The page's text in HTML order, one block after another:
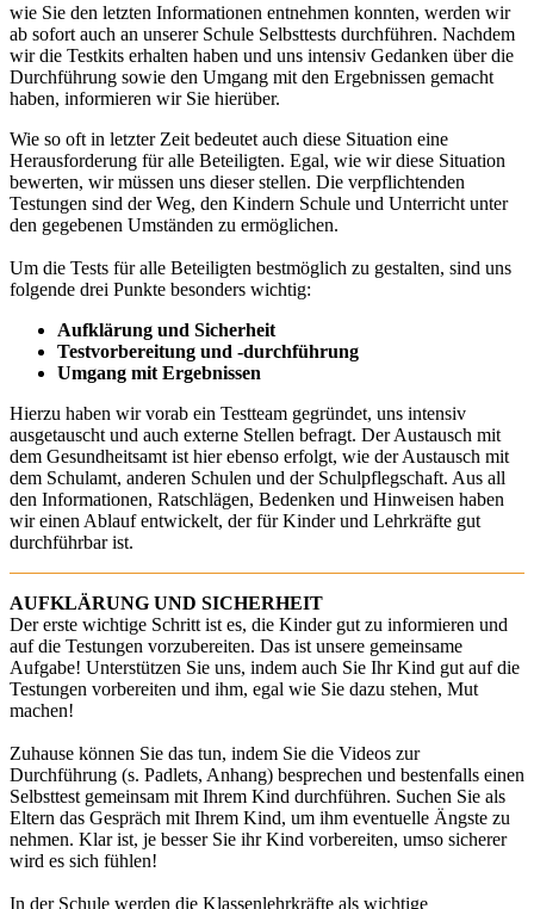
wie Sie den letzten Informationen entnehmen konnten, werden wir
ab sofort auch an unserer Schule Selbsttests durchführen. Nachdem
wir die Testkits erhalten haben und uns intensiv Gedanken über die
Durchführung sowie den Umgang mit den Ergebnissen gemacht
haben, informieren wir Sie hierüber.
Wie so oft in letzter Zeit bedeutet auch diese Situation eine
Herausforderung für alle Beteiligten. Egal, wie wir diese Situation
bewerten, wir müssen uns dieser stellen. Die verpflichtenden
Testungen sind der Weg, den Kindern Schule und Unterricht unter
den gegebenen Umständen zu ermöglichen.
Um die Tests für alle Beteiligten bestmöglich zu gestalten, sind uns
folgende drei Punkte besonders wichtig:
Aufklärung und Sicherheit
Testvorbereitung und -durchführung
Umgang mit Ergebnissen
Hierzu haben wir vorab ein Testteam gegründet, uns intensiv
ausgetauscht und auch externe Stellen befragt. Der Austausch mit
dem Gesundheitsamt ist hier ebenso erfolgt, wie der Austausch mit
dem Schulamt, anderen Schulen und der Schulpflegschaft. Aus all
den Informationen, Ratschlägen, Bedenken und Hinweisen haben
wir einen Ablauf entwickelt, der für Kinder und Lehrkräfte gut
durchführbar ist.
AUFKLÄRUNG UND SICHERHEIT
Der erste wichtige Schritt ist es, die Kinder gut zu informieren und
auf die Testungen vorzubereiten. Das ist unsere gemeinsame
Aufgabe! Unterstützen Sie uns, indem auch Sie Ihr Kind gut auf die
Testungen vorbereiten und ihm, egal wie Sie dazu stehen, Mut
machen!
Zuhause können Sie das tun, indem Sie die Videos zur
Durchführung (s. Padlets, Anhang) besprechen und bestenfalls einen
Selbsttest gemeinsam mit Ihrem Kind durchführen. Suchen Sie als
Eltern das Gespräch mit Ihrem Kind, um ihm eventuelle Ängste zu
nehmen. Klar ist, je besser Sie ihr Kind vorbereiten, umso sicherer
wird es sich fühlen!
In der Schule werden die Klassenlehrkräfte als wichtige